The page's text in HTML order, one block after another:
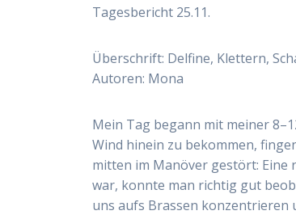
Tagesbericht 25.11.
Überschrift: Delfine, Klettern,
Autoren: Mona
Mein Tag begann mit meiner
Wind hinein zu bekommen,
mitten im Manöver gestört: Eine
war, konnte man richtig gut
uns aufs Brassen konzentrieren